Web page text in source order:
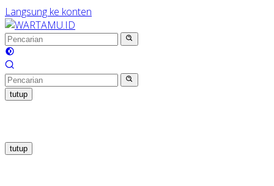
Langsung ke konten
tutup
tutup